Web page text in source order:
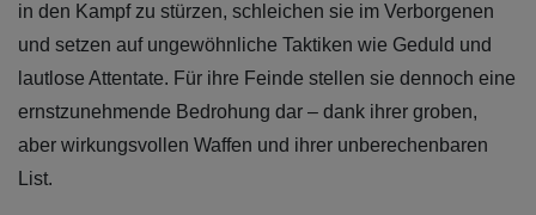
in den Kampf zu stürzen, schleichen sie im Verborgenen
und setzen auf ungewöhnliche Taktiken wie Geduld und
lautlose Attentate. Für ihre Feinde stellen sie dennoch eine
ernstzunehmende Bedrohung dar – dank ihrer groben,
aber wirkungsvollen Waffen und ihrer unberechenbaren
List.